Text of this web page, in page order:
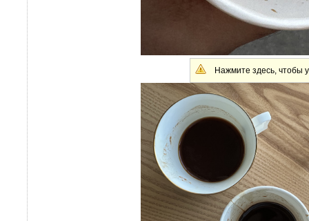
Нажмите здесь, чтобы